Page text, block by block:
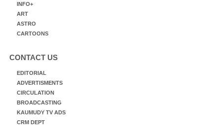
INFO+
ART
ASTRO
CARTOONS
CONTACT US
EDITORIAL
ADVERTISMENTS
CIRCULATION
BROADCASTING
KAUMUDY TV ADS
CRM DEPT